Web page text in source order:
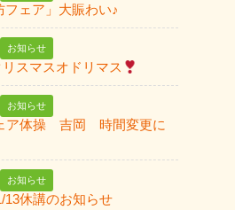
フェア」大賑わい♪
お知らせ
スマスオドリマス
お知らせ
ア体操 吉岡 時間変更に
お知らせ
休講のお知らせ